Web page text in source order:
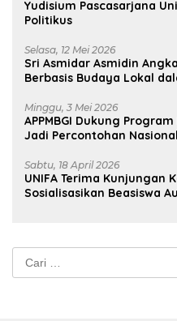
Yudisium Pascasarjana
Politikus
Selasa, 12 Mei 2026
Sri Asmidar Asmidin
Berbasis Budaya Lokal
Minggu, 3 Mei 2026
APPMBGI Dukung
Jadi Percontohan Nasional
Sabtu, 18 April 2026
UNIFA Terima Kunjungan
Sosialisasikan Beasiswa
Cari
untuk: